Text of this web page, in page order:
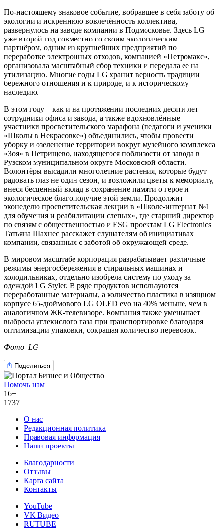
По-настоящему знаковое событие, вобравшее в себя заботу об
экологии и искреннюю вовлечённость коллектива,
развернулось на заводе компании в Подмосковье. Здесь LG
уже второй год совместно со своим экологическим
партнёром, одним из крупнейших предприятий по
переработке электронных отходов, компанией «Петромакс»,
организовала масштабный сбор техники и передала ее на
утилизацию. Многие годы LG хранит верность традиции
бережного отношения и к природе, и к историческому
наследию.
В этом году – как и на протяжении последних десяти лет –
сотрудники офиса и завода, а также вдохновлённые
участники просветительского марафона (педагоги и ученики
«Школы в Некрасовке») объединились, чтобы провести
уборку и озеленение территории вокруг музейного комплекса
«Зоя» в Петрищево, находящегося поблизости от завода в
Рузском муниципальном округе Московской области.
Волонтёры высадили многолетние растения, которые будут
радовать глаз не один сезон, и возложили цветы к мемориалу,
внеся бесценный вклад в сохранение памяти о герое и
экологическое благополучие этой земли. Продолжит
эконеделю просветительская лекции в «Школе-интернат №1
для обучения и реабилитации слепых», где старший директор
по связям с общественностью и ESG проектам LG Electronics
Татьяна Шахнес расскажет слушателям об инициативах
компании, связанных с заботой об окружающей среде.
В мировом масштабе корпорация разрабатывает различные
режимы энергосбережения в стиральных машинах и
холодильниках, отдельно изобрела систему по уходу за
одеждой LG Styler. В ряде продуктов используются
переработанные материалы, а количество пластика в изящном
корпусе 65-дюймового LG OLED evo на 40% меньше, чем в
аналогичном ЖК-телевизоре. Компания также уменьшает
выбросы углекислого газа при транспортировке благодаря
оптимизации упаковки, сокращая количество перевозок.
Фото LG
Поделиться
Помочь нам
16+
1737
О нас
Редакционная политика
Правовая информация
Наши проекты
Благодарности
Отзывы
Карта сайта
Контакты
YouTube
VK Видео
RUTUBE